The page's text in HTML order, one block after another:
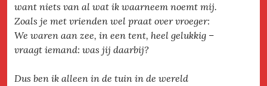
want niets van al wat ik waarneem noemt mij.
Zoals je met vrienden wel praat over vroeger:
We waren aan zee, in een tent, heel gelukkig –
vraagt iemand: was jij daarbij?
Dus ben ik alleen in de tuin in de wereld